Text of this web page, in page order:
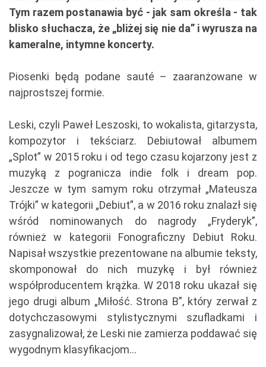
Tym razem postanawia być - jak sam określa - tak
blisko słuchacza, że „bliżej się nie da” i wyrusza na
kameralne, intymne koncerty.
Piosenki będą podane sauté – zaaranżowane w
najprostszej formie.
Leski, czyli Paweł Leszoski, to wokalista, gitarzysta,
kompozytor i tekściarz. Debiutował albumem
„Splot” w 2015 roku i od tego czasu kojarzony jest z
muzyką z pogranicza indie folk i dream pop.
Jeszcze w tym samym roku otrzymał „Mateusza
Trójki” w kategorii „Debiut”, a w 2016 roku znalazł się
wśród nominowanych do nagrody „Fryderyk”,
również w kategorii Fonograficzny Debiut Roku.
Napisał wszystkie prezentowane na albumie teksty,
skomponował do nich muzykę i był również
współproducentem krążka. W 2018 roku ukazał się
jego drugi album „Miłość. Strona B”, który zerwał z
dotychczasowymi stylistycznymi szufladkami i
zasygnalizował, że Leski nie zamierza poddawać się
wygodnym klasyfikacjom…